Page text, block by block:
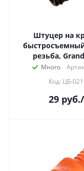
Штуцер на
резьба,
Много
Код: ЦБ-
29руб.